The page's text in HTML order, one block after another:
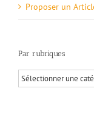
Proposer un
Par rubriques
Par
rubriques